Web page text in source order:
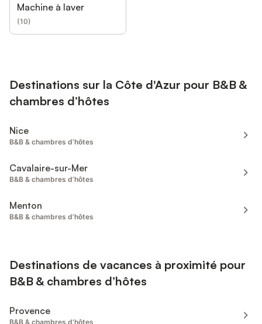
Machine à laver
(10)
Destinations sur la Côte d'Azur pour B&B &
chambres d’hôtes
Nice
B&B & chambres d’hôtes
Cavalaire-sur-Mer
B&B & chambres d’hôtes
Menton
B&B & chambres d’hôtes
Destinations de vacances à proximité pour
B&B & chambres d’hôtes
Provence
B&B & chambres d’hôtes